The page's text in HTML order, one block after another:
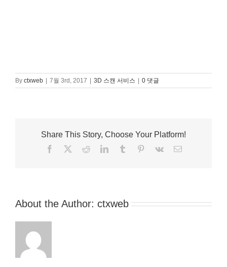
By ctxweb 7월 3rd, 2017 3D 스캔 서비스 0 댓글
Share This Story, Choose Your Platform!
Facebook RedditLinkedInTumblr Pinterest
Vk
이
About the Author: ctxweb